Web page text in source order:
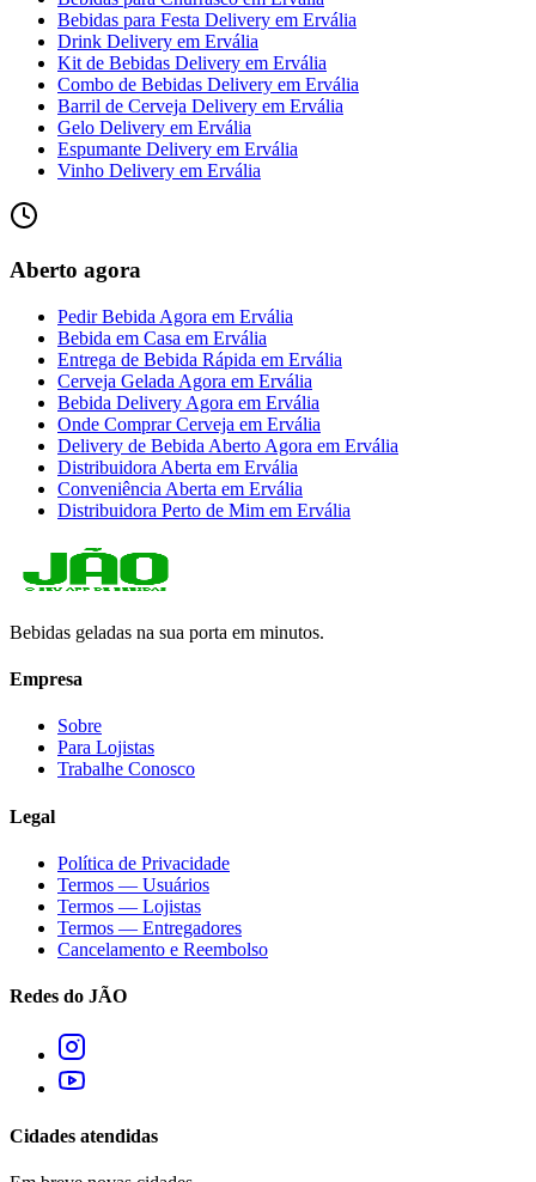
Bebidas para Festa Delivery em Ervália
Drink Delivery em Ervália
Kit de Bebidas Delivery em Ervália
Combo de Bebidas Delivery em Ervália
Barril de Cerveja Delivery em Ervália
Gelo Delivery em Ervália
Espumante Delivery em Ervália
Vinho Delivery em Ervália
Aberto agora
Pedir Bebida Agora em Ervália
Bebida em Casa em Ervália
Entrega de Bebida Rápida em Ervália
Cerveja Gelada Agora em Ervália
Bebida Delivery Agora em Ervália
Onde Comprar Cerveja em Ervália
Delivery de Bebida Aberto Agora em Ervália
Distribuidora Aberta em Ervália
Conveniência Aberta em Ervália
Distribuidora Perto de Mim em Ervália
Bebidas geladas na sua porta em minutos.
Empresa
Sobre
Para Lojistas
Trabalhe Conosco
Legal
Política de Privacidade
Termos — Usuários
Termos — Lojistas
Termos — Entregadores
Cancelamento e Reembolso
Redes do JÃO
Cidades atendidas